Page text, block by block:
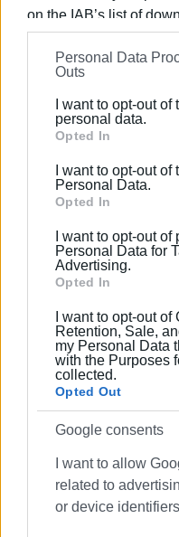
on the IAB’s list of
information may also
on theIAB’s List of
further disclose it to
Please note that this
Google services and
behaviour. You may
Google and its third-
section.
Personal Data
Outs
I want to opt-out
personal data.
Opted In
I want to opt-out
Personal Data.
Opted In
I want to opt-out
Personal Data for
Advertising.
Opted In
I want to opt-out
Retention, Sale,
my Personal Data
with the Purposes
collected.
Opted Out
Google consents
I want to allow
related to
or device
κόστος ολοκλήρωσης
εγκαταστάσεων
μικρότερο σε σχέση με
ανακατασκευής του
ποδοσφαιρικής
δημοτική αρχή για την
αναμένεται να ενταθεί.
Εμφανίσεις: 4550
ΣΠΥΡΟΣ
Πτυχιούχος
Πειραιά.
«Αθλητική Πορεία
αρχές του ΄92 και
Βήμα». Από το 1994
«Κερκυραϊκά Σπορ»